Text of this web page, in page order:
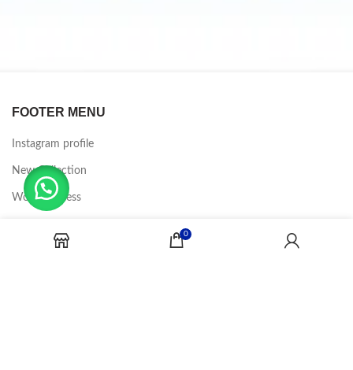
FOOTER MENU
Instagram profile
New Collection
Woman Dress
Latest News
0